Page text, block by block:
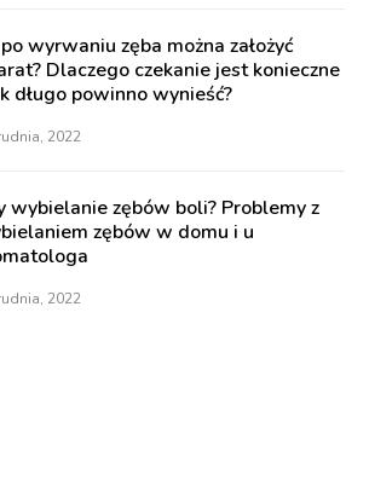
wyrwaniu zęba można założyć
Dlaczego czekanie jest konieczne
długo powinno wynieść?
2022
wybielanie zębów boli? Problemy z
zębów w domu i u
2022